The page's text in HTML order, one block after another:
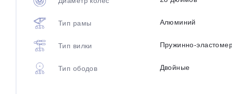
Тип рамы Алюминий
Тип вилки Пружинно-
Тип ободов Двойные